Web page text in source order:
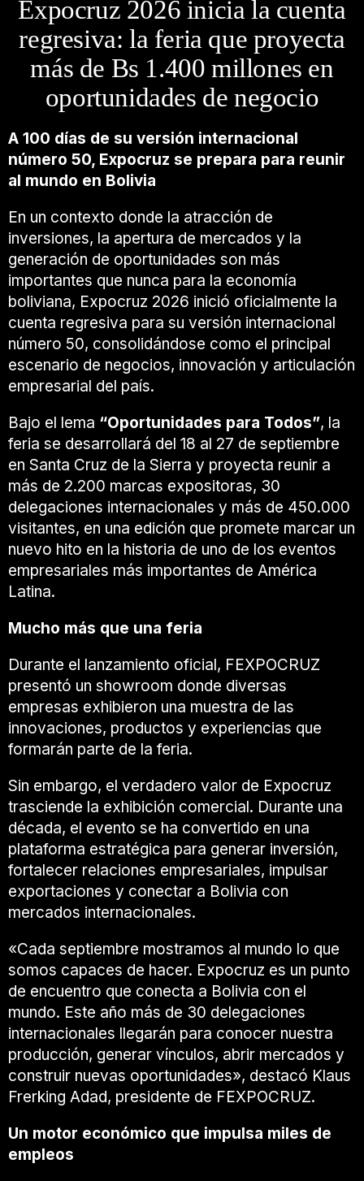
Expocruz 2026 inicia la cuenta
regresiva: la feria que proyecta
más de Bs 1.400 millones en
oportunidades de negocio
A 100 días de su versión internacional
número 50, Expocruz se prepara para reunir
al mundo en Bolivia
En un contexto donde la atracción de
inversiones, la apertura de mercados y la
generación de oportunidades son más
importantes que nunca para la economía
boliviana, Expocruz 2026 inició oficialmente la
cuenta regresiva para su versión internacional
número 50, consolidándose como el principal
escenario de negocios, innovación y articulación
empresarial del país.
Bajo el lema “Oportunidades para Todos”, la
feria se desarrollará del 18 al 27 de septiembre
en Santa Cruz de la Sierra y proyecta reunir a
más de 2.200 marcas expositoras, 30
delegaciones internacionales y más de 450.000
visitantes, en una edición que promete marcar un
nuevo hito en la historia de uno de los eventos
empresariales más importantes de América
Latina.
Mucho más que una feria
Durante el lanzamiento oficial, FEXPOCRUZ
presentó un showroom donde diversas
empresas exhibieron una muestra de las
innovaciones, productos y experiencias que
formarán parte de la feria.
Sin embargo, el verdadero valor de Expocruz
trasciende la exhibición comercial. Durante una
década, el evento se ha convertido en una
plataforma estratégica para generar inversión,
fortalecer relaciones empresariales, impulsar
exportaciones y conectar a Bolivia con
mercados internacionales.
«Cada septiembre mostramos al mundo lo que
somos capaces de hacer. Expocruz es un punto
de encuentro que conecta a Bolivia con el
mundo. Este año más de 30 delegaciones
internacionales llegarán para conocer nuestra
producción, generar vínculos, abrir mercados y
construir nuevas oportunidades», destacó Klaus
Frerking Adad, presidente de FEXPOCRUZ.
Un motor económico que impulsa miles de
empleos